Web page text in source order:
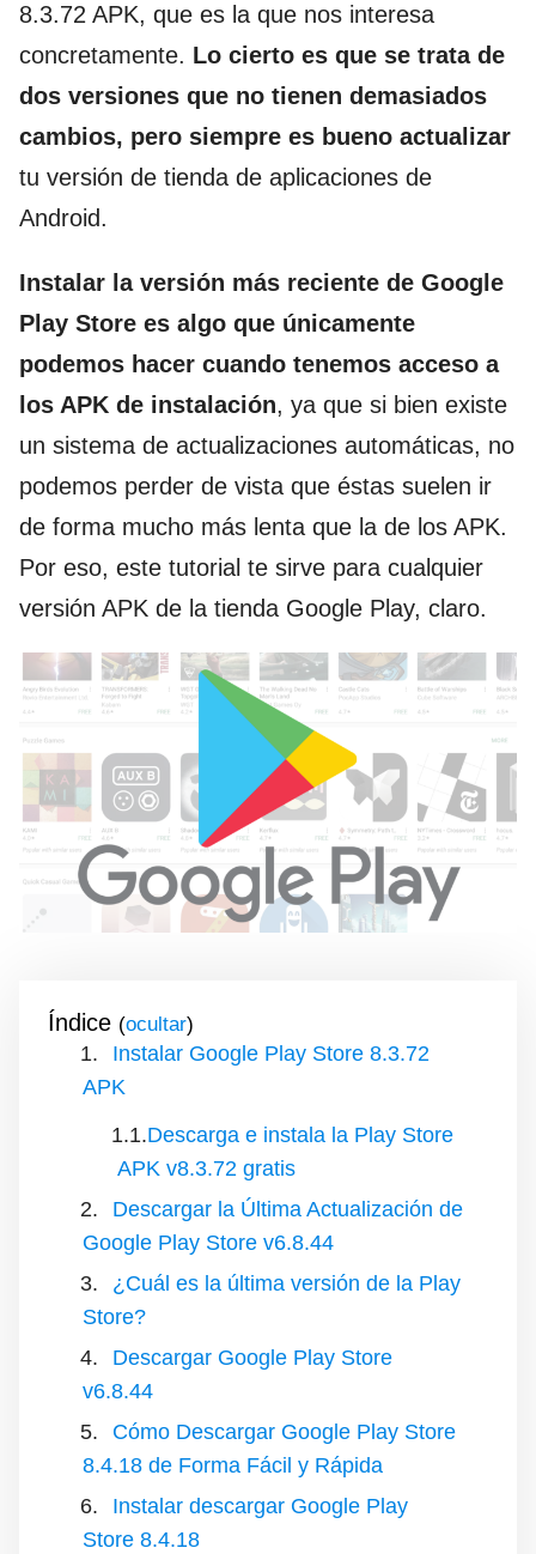
8.3.72 APK, que es la que nos interesa
concretamente. Lo cierto es que se trata de
dos versiones que no tienen demasiados
cambios, pero siempre es bueno actualizar
tu versión de tienda de aplicaciones de
Android.
Instalar la versión más reciente de Google
Play Store es algo que únicamente
podemos hacer cuando tenemos acceso a
los APK de instalación, ya que si bien existe
un sistema de actualizaciones automáticas, no
podemos perder de vista que éstas suelen ir
de forma mucho más lenta que la de los APK.
Por eso, este tutorial te sirve para cualquier
versión APK de la tienda Google Play, claro.
Índice ( )
Instalar Google Play Store 8.3.72
APK
Descarga e instala la Play Store
APK v8.3.72 gratis
Descargar la Última Actualización de
Google Play Store v6.8.44
¿Cuál es la última versión de la Play
Store?
Descargar Google Play Store
v6.8.44
Cómo Descargar Google Play Store
8.4.18 de Forma Fácil y Rápida
Instalar descargar Google Play
Store 8.4.18